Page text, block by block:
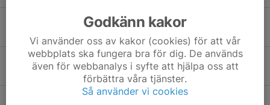
Informationsblad och Stalljourslista HT-24
Viktig information inför höstterminen 2024
13 jun 2024 0
Terränginriktat ridläger
Godkänn kakor
Vi använder oss av kakor (cookies) för att vår
webbplats ska fungera bra för dig. De används
även för webbanalys i syfte att hjälpa oss att
förbättra våra tjänster.
Så använder vi cookies